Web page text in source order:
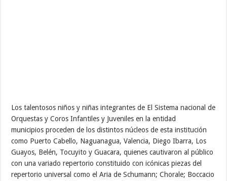
Los talentosos niños y niñas integrantes de El Sistema nacional de
Orquestas y Coros Infantiles y Juveniles en la entidad
municipios proceden de los distintos núcleos de esta institución
como Puerto Cabello, Naguanagua, Valencia, Diego Ibarra, Los
Guayos, Belén, Tocuyito y Guacara, quienes cautivaron al público
con una variado repertorio constituido con icónicas piezas del
repertorio universal como el Aria de Schumann; Chorale; Boccacio